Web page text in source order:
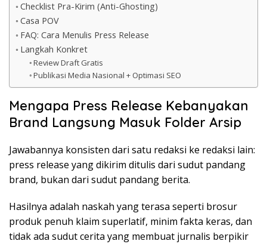
Checklist Pra-Kirim (Anti-Ghosting)
Casa POV
FAQ: Cara Menulis Press Release
Langkah Konkret
Review Draft Gratis
Publikasi Media Nasional + Optimasi SEO
Mengapa Press Release Kebanyakan
Brand Langsung Masuk Folder Arsip
Jawabannya konsisten dari satu redaksi ke redaksi lain:
press release yang dikirim ditulis dari sudut pandang
brand, bukan dari sudut pandang berita.
Hasilnya adalah naskah yang terasa seperti brosur
produk penuh klaim superlatif, minim fakta keras, dan
tidak ada sudut cerita yang membuat jurnalis berpikir